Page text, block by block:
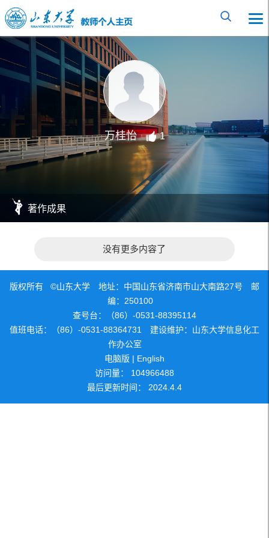
万桂怡 1
著作成果
没有更多内容了
版权所有 ©山东大学 地址：中国山东省济南市山大南路27号 邮
编：250100
查号台：（86）-0531-88395114
值班电话：（86）-0531-88364731 建设维护：山东大学信息化工
作办公室
电脑版 | English
访问量： 104966488
最后更新时间： 2024 4 4